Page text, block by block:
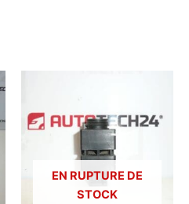
EN RUPTURE DE
STOCK